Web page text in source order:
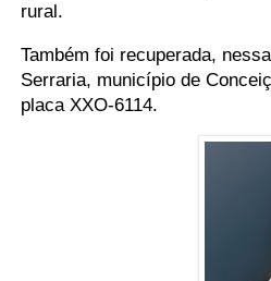
rural.
Também foi recuperada,
Serraria, município de
placa XXO-6114.